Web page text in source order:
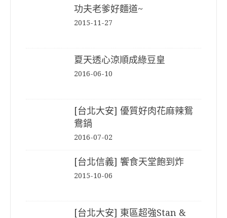
功夫老爹好麵道~
2015-11-27
夏天透心涼順成綠豆皇
2016-06-10
[台北大安] 優質好肉花麻辣鴛
鴦鍋
2016-07-02
[台北信義] 饗食天堂飽到炸
2015-10-06
[台北大安] 東區超強Stan &